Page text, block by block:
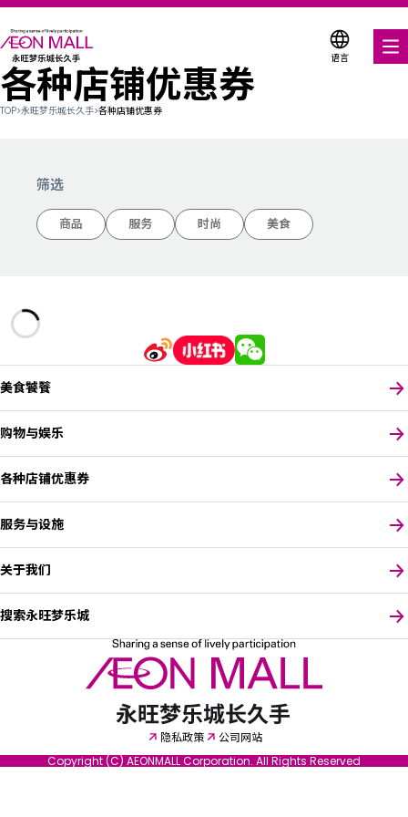
语言
请选择您的语言
美食饕餮
各种店铺优惠券
服务与设施
搜索永旺梦乐城
各种店铺优惠券
TOP>永旺梦乐城长久手>各种店铺优惠券
筛选
商品 服务 时尚 美食
美食饕餮
购物与娱乐
各种店铺优惠券
服务与设施
关于我们
搜索永旺梦乐城
隐私政策
公司网站
Copyright (C) AEONMALL Corporation. All Rights Reserved